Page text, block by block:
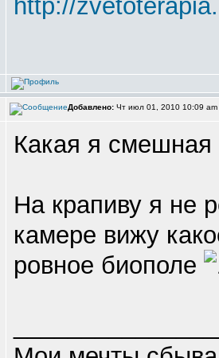
http://
Добавлено: Чт июл 01, 2010 10:09 am
Какая я
На крапиву я не
камере вижу
ровное биополе